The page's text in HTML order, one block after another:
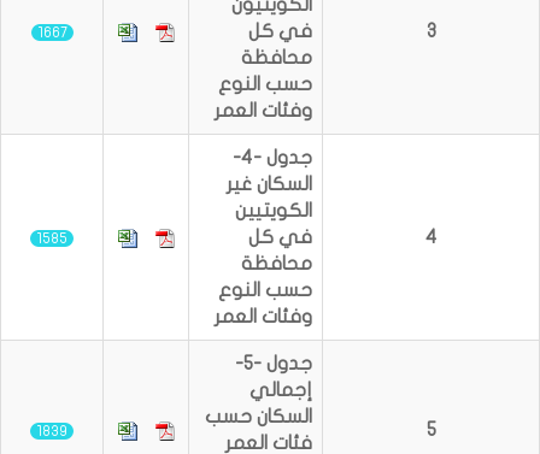
3
الكويتيون
في كل
محافظة
حسب النوع
وفئات العمر
1667
4
جدول -4-
السكان غير
الكويتيين
في كل
محافظة
حسب النوع
وفئات العمر
1585
5
جدول -5-
إجمالي
السكان حسب
فئات العمر
1839